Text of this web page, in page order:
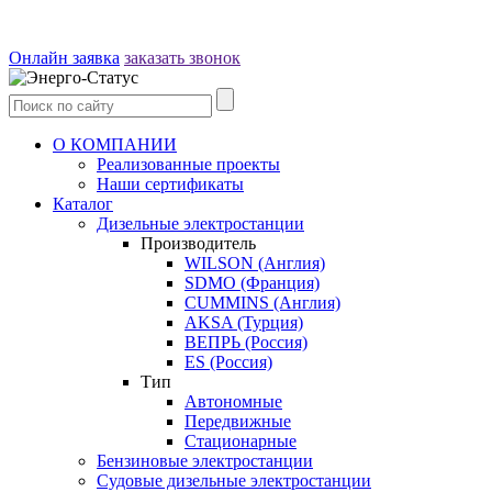
Онлайн заявка заказать звонок
О КОМПАНИИ
Реализованные проекты
Наши сертификаты
Каталог
Дизельные электростанции
Производитель
WILSON (Англия)
SDMO (Франция)
CUMMINS (Англия)
AKSA (Турция)
ВЕПРЬ (Россия)
ES (Россия)
Тип
Автономные
Передвижные
Стационарные
Бензиновые электростанции
Судовые дизельные электростанции